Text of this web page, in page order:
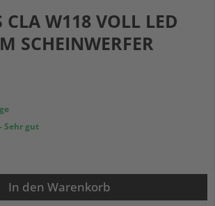
CLA W118 VOLL LED
SCHEINWERFER
Sehr gut
In den Warenkorb